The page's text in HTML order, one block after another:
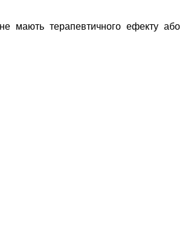
не мають терапевтичного ефекту або